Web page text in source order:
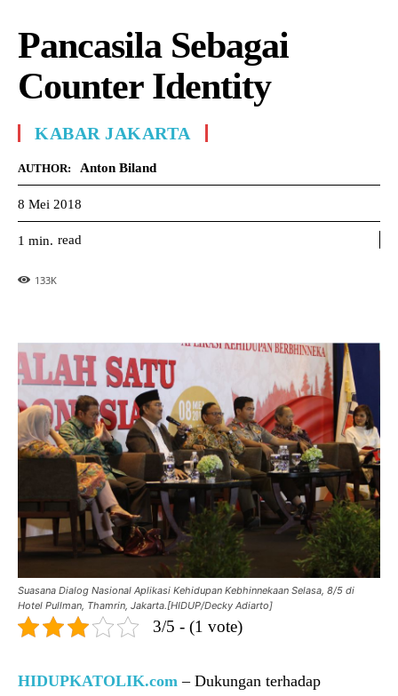
Pancasila Sebagai
Counter Identity
KABAR JAKARTA
AUTHOR: Anton Biland
8 Mei 2018
1 min. read
133K
Suasana Dialog Nasional Aplikasi Kehidupan Kebhinnekaan Selasa, 8/5 di
Hotel Pullman, Thamrin, Jakarta.[HIDUP/Decky Adiarto]
3/5 - (1 vote)
HIDUPKATOLIK.com – Dukungan terhadap